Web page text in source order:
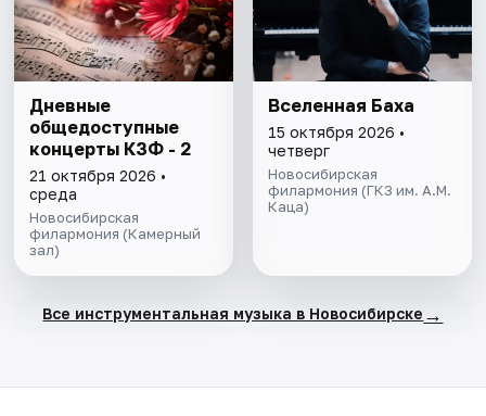
Дневные
общедоступные
концерты КЗФ - 2
21 октября 2026 •
среда
Новосибирская
филармония (Камерный
зал)
Вселенная Баха
15 октября 2026 •
четверг
Новосибирская
филармония (ГКЗ им. А.М.
Каца)
Все инструментальная музыка в Новосибирске →